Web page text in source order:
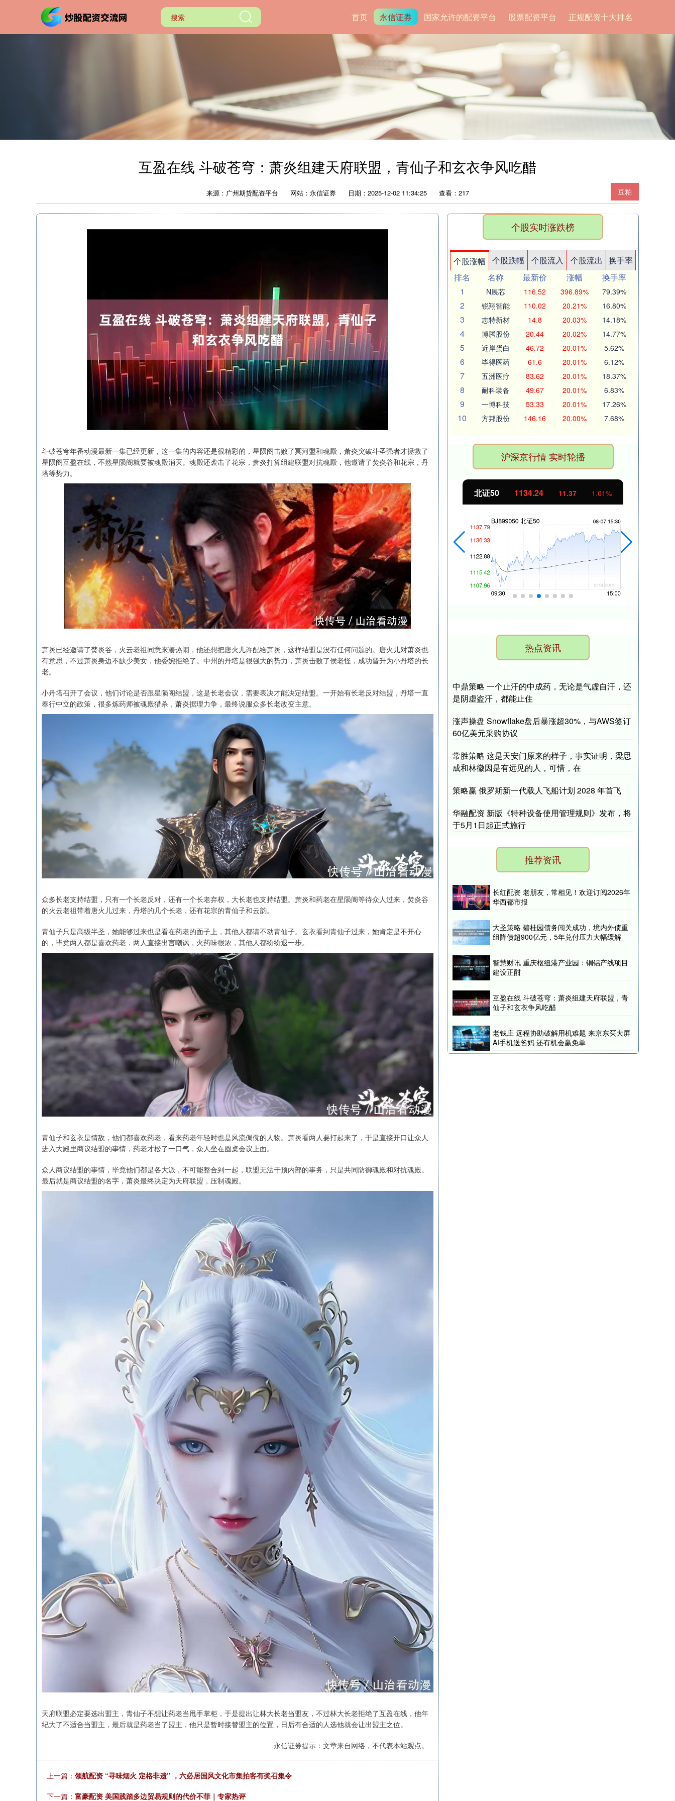
首页 永信证券 国家允许的配资平台 股票配资平台 正规配资十大排名
互盈在线 斗破苍穹：萧炎组建天府联盟，青仙子和玄衣争风吃醋
豆粕
来源：广州期货配资平台 网站：永信证券 日期：2025-12-02 11:34:25 查看：217
斗破苍穹年番动漫最新一集已经更新，这一集的内容还是很精彩的，星陨阁击败了冥河盟和魂殿，萧炎突破斗圣强者才拯救了
星陨阁互盈在线，不然星陨阁就要被魂殿消灭。魂殿还袭击了花宗，萧炎打算组建联盟对抗魂殿，他邀请了焚炎谷和花宗，丹
塔等势力。
萧炎已经邀请了焚炎谷，火云老祖同意来凑热闹，他还想把唐火儿许配给萧炎，这样结盟是没有任何问题的。唐火儿对萧炎也
有意思，不过萧炎身边不缺少美女，他委婉拒绝了。中州的丹塔是很强大的势力，萧炎击败了侯老怪，成功晋升为小丹塔的长
老。
小丹塔召开了会议，他们讨论是否跟星陨阁结盟，这是长老会议，需要表决才能决定结盟。一开始有长老反对结盟，丹塔一直
奉行中立的政策，很多炼药师被魂殿猎杀，萧炎据理力争，最终说服众多长老改变主意。
众多长老支持结盟，只有一个长老反对，还有一个长老弃权，大长老也支持结盟。萧炎和药老在星陨阁等待众人过来，焚炎谷
的火云老祖带着唐火儿过来，丹塔的几个长老，还有花宗的青仙子和云韵。
青仙子只是高级半圣，她能够过来也是看在药老的面子上，其他人都请不动青仙子。玄衣看到青仙子过来，她肯定是不开心
的，毕竟两人都是喜欢药老，两人直接出言嘲讽，火药味很浓，其他人都纷纷退一步。
青仙子和玄衣是情敌，他们都喜欢药老，看来药老年轻时也是风流倜傥的人物。萧炎看两人要打起来了，于是直接开口让众人
进入大殿里商议结盟的事情，药老才松了一口气，众人坐在圆桌会议上面。
众人商议结盟的事情，毕竟他们都是各大派，不可能整合到一起，联盟无法干预内部的事务，只是共同防御魂殿和对抗魂殿。
最后就是商议结盟的名字，萧炎最终决定为天府联盟，压制魂殿。
天府联盟必定要选出盟主，青仙子不想让药老当甩手掌柜，于是提出让林大长老当盟友，不过林大长老拒绝了互盈在线，他年
纪大了不适合当盟主，最后就是药老当了盟主，他只是暂时接替盟主的位置，日后有合适的人选他就会让出盟主之位。
永信证券提示：文章来自网络，不代表本站观点。
上一篇： 领航配资 “寻味烟火 定格非遗” ，六必居国风文化市集拍客有奖召集令
下一篇： 富豪配资 美国践踏多边贸易规则的代价不菲｜专家热评
个股实时涨跌榜
个股涨幅 个股跌幅 个股流入 个股流出
换手率
排名
名称 最新价 涨幅
换手率
1
N展芯 116.52 396.89% 79.39%
2 锐翔智能 110.02 20.21% 16.80%
3 志特新材 14.8 20.03% 14.18%
4 博腾股份 20.44 20.02% 14.77%
5 近岸蛋白 46.72 20.01% 5.62%
6 毕得医药 61.6 20.01% 6.12%
7 五洲医疗 83.62 20.01% 18.37%
8 耐科装备 49.67 20.01% 6.83%
9 一博科技 53.33 20.01% 17.26%
10 方邦股份 146.16 20.00% 7.68%
沪深京行情 实时轮播
深证成指 沪深300 4694.44 43.13 0.93% 北证50 1134.24 11.37 1.01%
热点资讯
中鼎策略 一个止汗的中成药，无论是气虚自汗，还
是阴虚盗汗，都能止住
涨声操盘 Snowflake盘后暴涨超30%，与AWS签订
60亿美元采购协议
常胜策略 这是天安门原来的样子，事实证明，梁思
成和林徽因是有远见的人，可惜，在
策略赢 俄罗斯新一代载人飞船计划 2028 年首飞
华融配资 新版《特种设备使用管理规则》发布，将
于5月1日起正式施行
推荐资讯
长红配资 老朋友，常相见！欢迎订阅2026年
华西都市报
大圣策略 碧桂园债务闯关成功，境内外债重
组降债超900亿元，5年兑付压力大幅缓解
智慧财讯 重庆枢纽港产业园：铜铝产线项目
建设正酣
互盈在线 斗破苍穹：萧炎组建天府联盟，青
仙子和玄衣争风吃醋
老钱庄 远程协助破解用机难题 来京东买大屏
AI手机送爸妈 还有机会赢免单